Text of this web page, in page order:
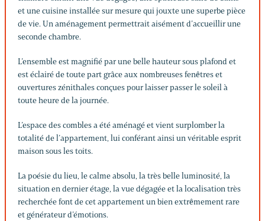
et une cuisine installée sur mesure qui jouxte une superbe pièce
de vie. Un aménagement permettrait aisément d’accueillir une
seconde chambre.
L’ensemble est magnifié par une belle hauteur sous plafond et
est éclairé de toute part grâce aux nombreuses fenêtres et
ouvertures zénithales conçues pour laisser passer le soleil à
toute heure de la journée.
L’espace des combles a été aménagé et vient surplomber la
totalité de l’appartement, lui conférant ainsi un véritable esprit
maison sous les toits.
La poésie du lieu, le calme absolu, la très belle luminosité, la
situation en dernier étage, la vue dégagée et la localisation très
recherchée font de cet appartement un bien extrêmement rare
et générateur d’émotions.